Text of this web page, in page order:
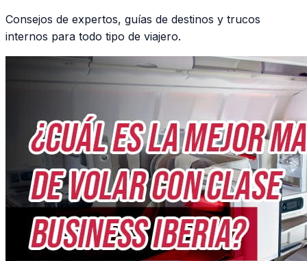
Consejos de expertos, guías de destinos y trucos
internos para todo tipo de viajero.